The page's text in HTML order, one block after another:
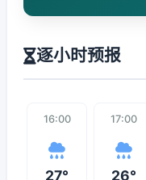
逐小时预报
16:00
27°
17:00
26°